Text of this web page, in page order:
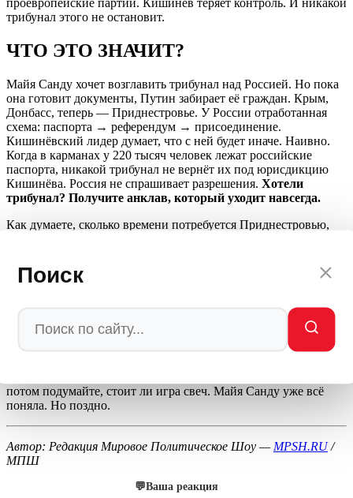
Поиск
проевропейские партии. Кишинёв теряет контроль. И никакой
трибунал этого не остановит.
ЧТО ЭТО ЗНАЧИТ?
Майя Санду хочет возглавить трибунал над Россией. Но пока
она готовит документы, Путин забирает её граждан. Крым,
Донбасс, теперь — Приднестровье. У России отработанная
схема: паспорта → референдум → присоединение.
Кишинёвский лидер думает, что с ней будет иначе. Наивно.
Когда в карманах у 220 тысяч человек лежат российские
паспорта, никакой трибунал не вернёт их под юрисдикцию
Кишинёва. Россия не спрашивает разрешения. Хотели
трибунал? Получите анклав, который уходит навсегда.
Как думаете, сколько времени потребуется Приднестровью,
СОВЕТ ДНЯ ОТ MPSH
Если вы маленькая страна и вам кажется, что трибунал над
Россией — это хорошая идея, посмотрите на карту. У России
есть паспорта, войска и 20 тысяч тонн боеприпасов прямо у
потом подумайте, стоит ли игра свеч. Майя Санду уже всё
поняла. Но поздно.
Автор: Редакция Мировое Политическое Шоу — MPSH.RU/
МПШ
💬Ваша реакция